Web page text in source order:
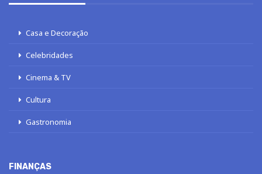
Casa e Decoração
Celebridades
Cinema & TV
Cultura
Gastronomia
FINANÇAS